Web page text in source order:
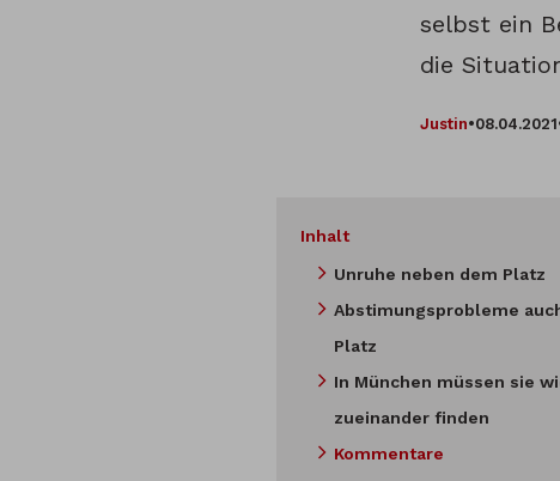
selbst ein
die
Justin•08.04.2021
Inhalt
Unruhe neben dem Platz
Abstimungsprobleme
Platz
In München müssen sie
zueinander finden
Kommentare